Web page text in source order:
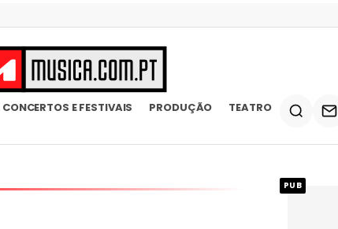
CONCERTOS E FESTIVAIS PRODUÇÃO TEATRO
PUB